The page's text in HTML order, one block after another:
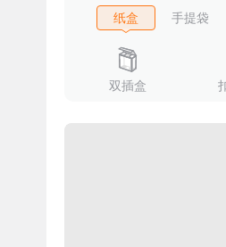
纸盒 手提袋
双插盒